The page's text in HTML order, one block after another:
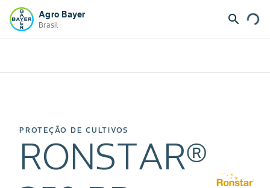
Agro Bayer
Brasil search
PROTEÇÃO DE CULTIVOS
RONSTAR®